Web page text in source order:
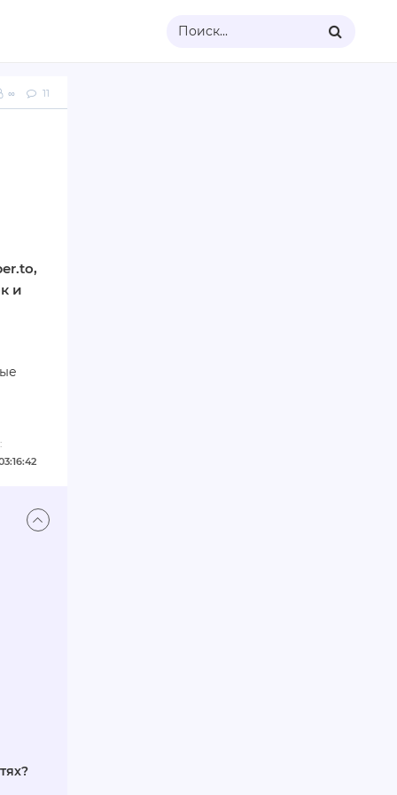
Поиск...
∞ 11
и